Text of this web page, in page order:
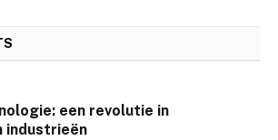
een revolutie in
industrieën